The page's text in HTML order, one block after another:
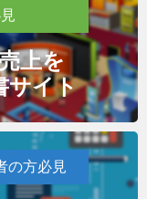
上を
サイト
の方必見